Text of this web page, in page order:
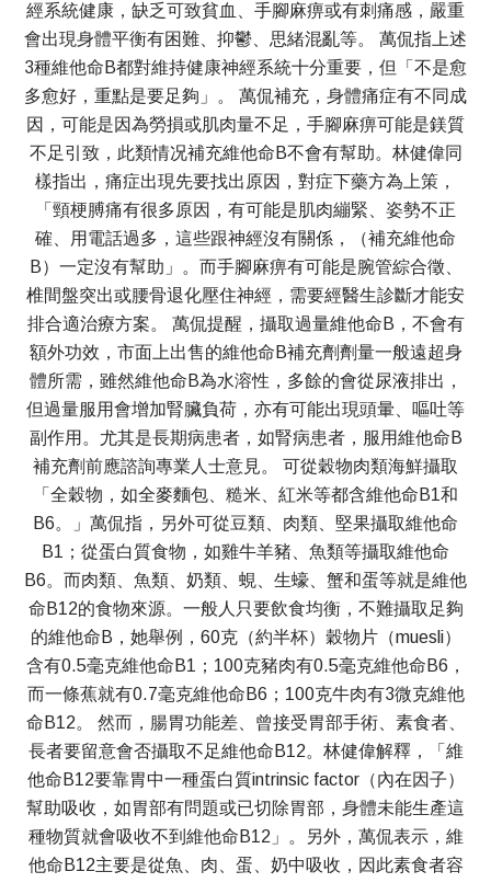
經系統健康，缺乏可致貧血、手腳麻痹或有刺痛感，嚴重
會出現身體平衡有困難、抑鬱、思緒混亂等。 萬侃指上述
3種維他命B都對維持健康神經系統十分重要，但「不是愈
多愈好，重點是要足夠」。 萬侃補充，身體痛症有不同成
因，可能是因為勞損或肌肉量不足，手腳麻痹可能是鎂質
不足引致，此類情况補充維他命B不會有幫助。林健偉同
樣指出，痛症出現先要找出原因，對症下藥方為上策，
「頸梗膊痛有很多原因，有可能是肌肉繃緊、姿勢不正
確、用電話過多，這些跟神經沒有關係，（補充維他命
B）一定沒有幫助」。而手腳麻痹有可能是腕管綜合徵、
椎間盤突出或腰骨退化壓住神經，需要經醫生診斷才能安
排合適治療方案。 萬侃提醒，攝取過量維他命B，不會有
額外功效，市面上出售的維他命B補充劑劑量一般遠超身
體所需，雖然維他命B為水溶性，多餘的會從尿液排出，
但過量服用會增加腎臟負荷，亦有可能出現頭暈、嘔吐等
副作用。尤其是長期病患者，如腎病患者，服用維他命B
補充劑前應諮詢專業人士意見。 可從穀物肉類海鮮攝取
「全穀物，如全麥麵包、糙米、紅米等都含維他命B1和
B6。」萬侃指，另外可從豆類、肉類、堅果攝取維他命
B1；從蛋白質食物，如雞牛羊豬、魚類等攝取維他命
B6。而肉類、魚類、奶類、蜆、生蠔、蟹和蛋等就是維他
命B12的食物來源。一般人只要飲食均衡，不難攝取足夠
的維他命B，她舉例，60克（約半杯）穀物片（muesli）
含有0.5毫克維他命B1；100克豬肉有0.5毫克維他命B6，
而一條蕉就有0.7毫克維他命B6；100克牛肉有3微克維他
命B12。 然而，腸胃功能差、曾接受胃部手術、素食者、
長者要留意會否攝取不足維他命B12。林健偉解釋，「維
他命B12要靠胃中一種蛋白質intrinsic factor（內在因子）
幫助吸收，如胃部有問題或已切除胃部，身體未能生產這
種物質就會吸收不到維他命B12」。另外，萬侃表示，維
他命B12主要是從魚、肉、蛋、奶中吸收，因此素食者容